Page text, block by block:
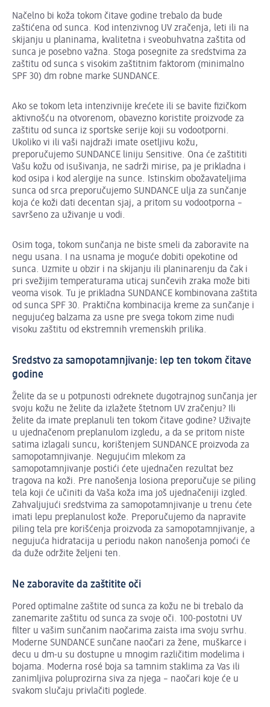
Načelno bi koža tokom čitave godine trebalo da bude
zaštićena od sunca. Kod intenzivnog UV zračenja, leti ili na
skijanju u planinama, kvalitetna i sveobuhvatna zaštita od
sunca je posebno važna. Stoga posegnite za sredstvima za
zaštitu od sunca s visokim zaštitnim faktorom (minimalno
SPF 30) dm robne marke SUNDANCE.
Ako se tokom leta intenzivnije krećete ili se bavite fizičkom
aktivnošću na otvorenom, obavezno koristite proizvode za
zaštitu od sunca iz sportske serije koji su vodootporni.
Ukoliko vi ili vaši najdraži imate osetljivu kožu,
preporučujemo SUNDANCE liniju Sensitive. Ona će zaštititi
Vašu kožu od isušivanja, ne sadrži mirise, pa je prikladna i
kod osipa i kod alergije na sunce. Istinskim obožavateljima
sunca od srca preporučujemo SUNDANCE ulja za sunčanje
koja će koži dati decentan sjaj, a pritom su vodootporna –
savršeno za uživanje u vodi.
Osim toga, tokom sunčanja ne biste smeli da zaboravite na
negu usana. I na usnama je moguće dobiti opekotine od
sunca. Uzmite u obzir i na skijanju ili planinarenju da čak i
pri svežijim temperaturama uticaj sunčevih zraka može biti
veoma visok. Tu je prikladna SUNDANCE kombinovana zaštita
od sunca SPF 30. Praktična kombinacija kreme za sunčanje i
negujućeg balzama za usne pre svega tokom zime nudi
visoku zaštitu od ekstremnih vremenskih prilika.
Sredstvo za samopotamnjivanje: lep ten tokom čitave
godine
Želite da se u potpunosti odreknete dugotrajnog sunčanja jer
svoju kožu ne želite da izlažete štetnom UV zračenju? Ili
želite da imate preplanuli ten tokom čitave godine? Uživajte
u ujednačenom preplanulom izgledu, a da se pritom niste
satima izlagali suncu, korištenjem SUNDANCE proizvoda za
samopotamnjivanje. Negujućim mlekom za
samopotamnjivanje postići ćete ujednačen rezultat bez
tragova na koži. Pre nanošenja losiona preporučuje se piling
tela koji će učiniti da Vaša koža ima još ujednačeniji izgled.
Zahvaljujući sredstvima za samopotamnjivanje u trenu ćete
imati lepu preplanulost kože. Preporučujemo da napravite
piling tela pre korišćenja proizvoda za samopotamnjivanje, a
negujuća hidratacija u periodu nakon nanošenja pomoći će
da duže održite željeni ten.
Ne zaboravite da zaštitite oči
Pored optimalne zaštite od sunca za kožu ne bi trebalo da
zanemarite zaštitu od sunca za svoje oči. 100-postotni UV
filter u vašim sunčanim naočarima zaista ima svoju svrhu.
Moderne SUNDANCE sunčane naočari za žene, muškarce i
decu u dm-u su dostupne u mnogim različitim modelima i
bojama. Moderna rosé boja sa tamnim staklima za Vas ili
zanimljiva poluprozirna siva za njega – naočari koje će u
svakom slučaju privlačiti poglede.